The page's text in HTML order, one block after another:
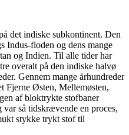
det indiske subkontinent. Den
Indus-floden og dens mange
og Indien. Til alle tider har
overalt på den indiske halvø
Gennem mange århundreder
Fjerne Østen, Mellemøsten,
af bloktrykte stofbaner
så tidskrævende en proces,
stykke trykt stof til